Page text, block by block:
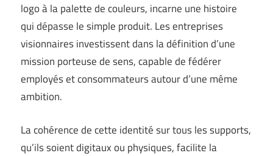
logo à la palette de couleurs, incarne une histoire
qui dépasse le simple produit. Les entreprises
visionnaires investissent dans la définition d’une
mission porteuse de sens, capable de fédérer
employés et consommateurs autour d’une même
ambition.
La cohérence de cette identité sur tous les supports,
qu’ils soient digitaux ou physiques, facilite la